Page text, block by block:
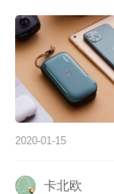
2020-01-15
卡北欧